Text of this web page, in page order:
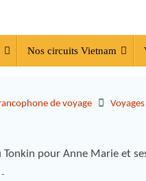
Nos circuits Vietnam
de voyage
Tonkin pour Anne Marie et